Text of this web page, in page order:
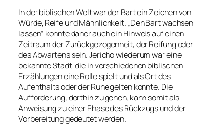
In der biblischen Welt war der Bart ein Zeichen von
Würde, Reife und Männlichkeit. „Den Bart wachsen
lassen“ konnte daher auch ein Hinweis auf einen
Zeitraum der Zurückgezogenheit, der Reifung oder
des Abwartens sein. Jericho wiederum war eine
bekannte Stadt, die in verschiedenen biblischen
Erzählungen eine Rolle spielt und als Ort des
Aufenthalts oder der Ruhe gelten konnte. Die
Aufforderung, dorthin zu gehen, kann somit als
Anweisung zu einer Phase des Rückzugs und der
Vorbereitung gedeutet werden.